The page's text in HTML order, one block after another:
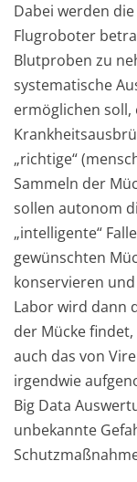
Dabei werden
Flugroboter
Blutproben zu
systematische
ermöglichen
„richtige“
Sammeln der
sollen autonom
„intelligente“
gewünschten
konservieren
Labor wird dann
der Mücke
auch das von
irgendwie
Big Data
unbekannte